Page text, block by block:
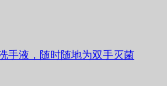
手液，随时随地为双手灭菌